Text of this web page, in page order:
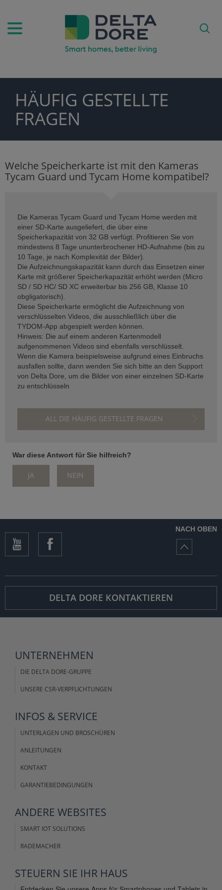
HÄUFIG GESTELLTE
FRAGEN
Welche Speicherkarte ist mit den Kameras
Tycam Guard und Tycam Home kompatibel?
Die Kameras Tycam Guard und Tycam Home werden mit
einer SD-Karte ausgeliefert, die über eine
Speicherkapazität von 32 GB verfügt. Profitieren Sie von
mindestens 8 Tage ununterbrochener HD-Aufnahme (bis zu
10 Tage, je nach Komplexität der Bilder).
Die Aufzeichnungskapazität kann durch das Einsetzen einer
Karte mit größerer Speicherkapazität erhöht werden (Micro
SD / SD HC/ SD XC erweiterbar bis 256 GB, Klasse 10
obgligatorisch).
Diese Speicherkarte ermöglicht die Aufzeichnung von
verschlüsselten Videos, die ausschließlich über die
TYDOM-App abgespielt werden können.
Hinweis: Die auf einem anderen Kartenmodell
aufgenommenen Videos sind ebenfalls verschlüsselt.
Wenn die Kamera beispielsweise aufgrund eines Einbruchs
ausfallen sollte, dann wenden Sie sich bitte an den Support
von Delta Dore, um die Bilder von einer einzelnen SD-Karte
zu entschlüsseln
ALL DIE HÄUFIG GESTELLTE FRAGEN
War diese Antwort für Sie hilfreich?
JA NEIN
NACH OBEN
DELTA DORE KONTAKTIEREN
UNTERNEHMEN
DIE DELTA DORE-GRUPPE
UNSERE CSR-VERPFLICHTUNGEN
INFOS & SERVICE
UNTERLAGEN UND BROSCHÜREN
ANLEITUNGEN
KONTAKT
GARANTIEBEDINGUNGEN
ANDERE WEBSITES
SMART IOT SOLUTIONS
RADEMACHER
STEUERN SIE IHR HAUS